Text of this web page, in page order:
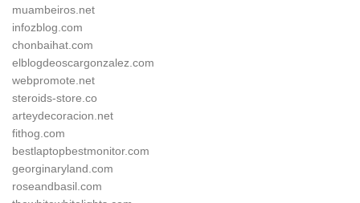
muambeiros.net
infozblog.com
chonbaihat.com
elblogdeoscargonzalez.com
webpromote.net
steroids-store.co
arteydecoracion.net
fithog.com
bestlaptopbestmonitor.com
georginaryland.com
roseandbasil.com